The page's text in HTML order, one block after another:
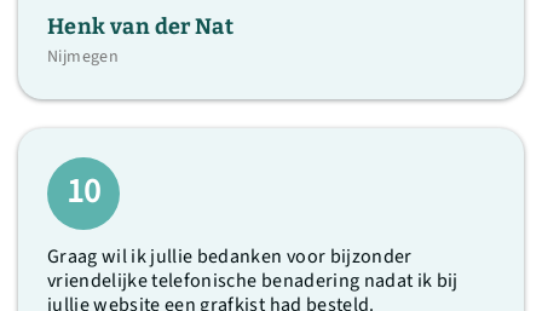
Henk van der Nat
Nijmegen
10
Graag wil ik jullie bedanken voor bijzonder
vriendelijke telefonische benadering nadat ik bij
jullie website een grafkist had besteld.